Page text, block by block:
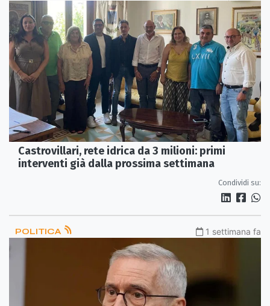
Castrovillari, rete idrica da 3 milioni: primi
interventi già dalla prossima settimana
Condividi su:
POLITICA 1 settimana fa